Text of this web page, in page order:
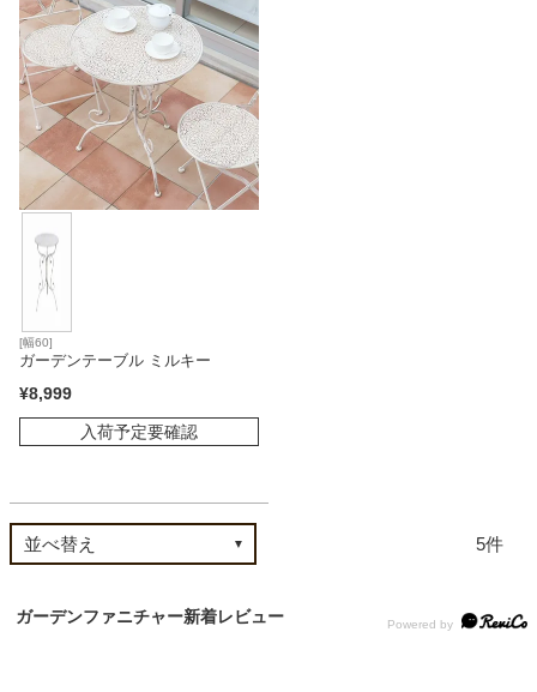
カーテン
ラグ
生活用品
キッチン用品
[幅60]
ガーデンテーブル ミルキー
¥8,999
入荷予定要確認
5
ガーデンファニチャー新着レビュー